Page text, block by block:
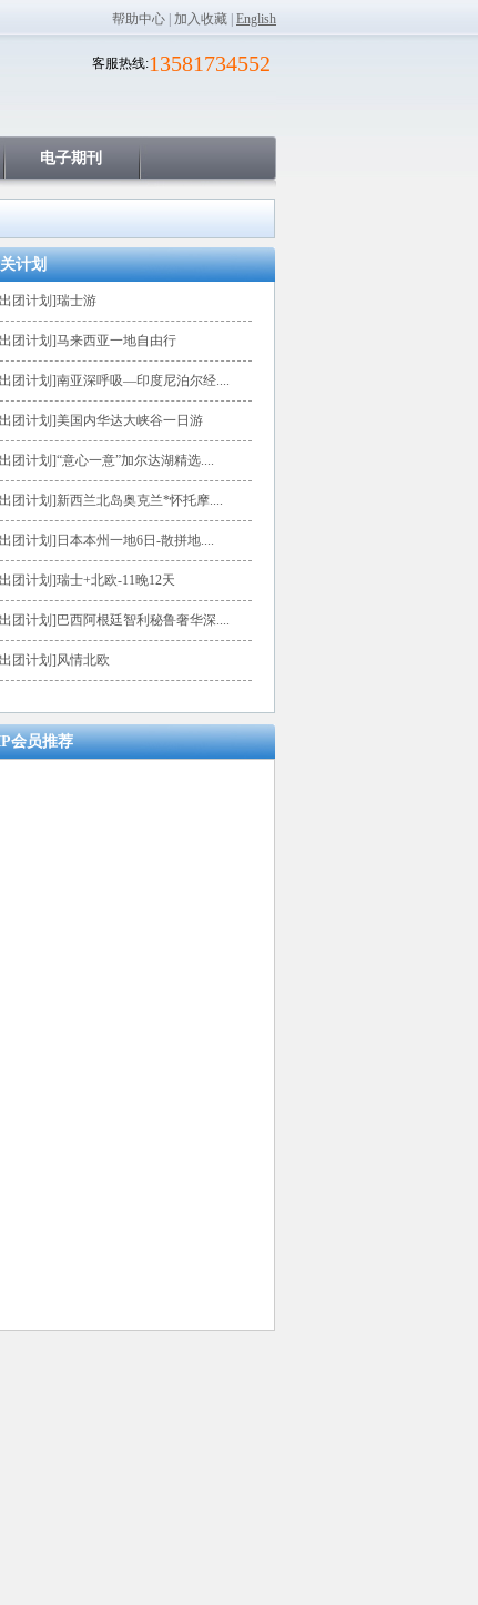
帮助中心 加入收藏 English
13581734552
客服热线:
电子期刊
计划
团计划]瑞士游
团计划]马来西亚一地自由行
团计划]南亚深呼吸—印度尼泊尔经....
团计划]美国内华达大峡谷一日游
团计划]“意心一意”加尔达湖精选....
团计划]新西兰北岛奥克兰*怀托摩....
团计划]日本本州一地6日-散拼地....
团计划]瑞士+北欧-11晚12天
团计划]巴西阿根廷智利秘鲁奢华深....
团计划]风情北欧
会员推荐